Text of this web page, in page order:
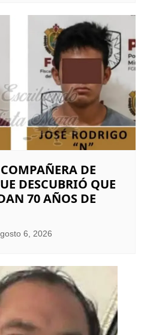
DE
DESCUBRIÓ QUE
70 AÑOS DE
6, 2026